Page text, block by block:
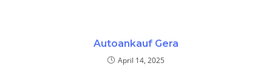
Autoankauf Gera
April 14, 2025